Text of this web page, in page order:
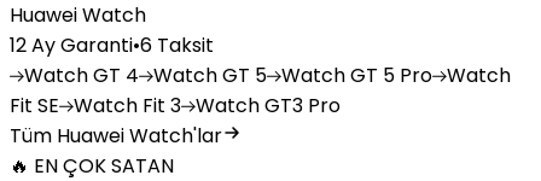
Huawei Watch
12 Ay Garanti•6 Taksit
WatchGT 4 WatchGT 5 WatchGT 5 Pro Watch
Fit SE Watch Fit 3 WatchGT3 Pro
Tüm Huawei Watch'lar
🔥 EN ÇOK SATAN